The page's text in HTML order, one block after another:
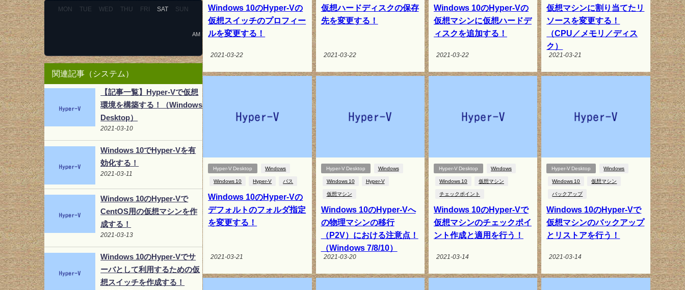
Windows 10のHyper-Vの
仮想スイッチのプロフィー
ルを変更する！
2021-03-22
仮想ハードディスクの保存
先を変更する！
2021-03-22
Windows 10のHyper-Vの
仮想マシンに仮想ハードデ
ィスクを追加する！
2021-03-22
仮想マシンに割り当てたリ
ソースを変更する！
（CPU／メモリ／ディス
ク）
2021-03-21
Hyper-V Desktop Windows
Windows 10 Hyper-V パス
Windows 10のHyper-Vの
デフォルトのフォルダ指定
を変更する！
2021-03-21
Hyper-V Desktop Windows
Windows 10 Hyper-V
仮想マシン
Windows 10のHyper-Vへ
の物理マシンの移行
（P2V）における注意点！
（Windows 7/8/10）
2021-03-20
Hyper-V Desktop Windows
Windows 10 仮想マシン
チェックポイント
Windows 10のHyper-Vで
仮想マシンのチェックポイ
ント作成と適用を行う！
2021-03-14
Hyper-V Desktop Windows
Windows 10 仮想マシン
バックアップ
Windows 10のHyper-Vで
仮想マシンのバックアップ
とリストアを行う！
2021-03-14
MON TUE WED THU FRI SAT SUN
AM
関連記事（システム）
【記事一覧】Hyper-Vで仮想
環境を構築する！（Windows
Desktop）
2021-03-10
Windows 10でHyper-Vを有
効化する！
2021-03-11
Windows 10のHyper-Vで
CentOS用の仮想マシンを作
成する！
2021-03-13
Windows 10のHyper-Vでサ
ーバとして利用するための仮
想スイッチを作成する！